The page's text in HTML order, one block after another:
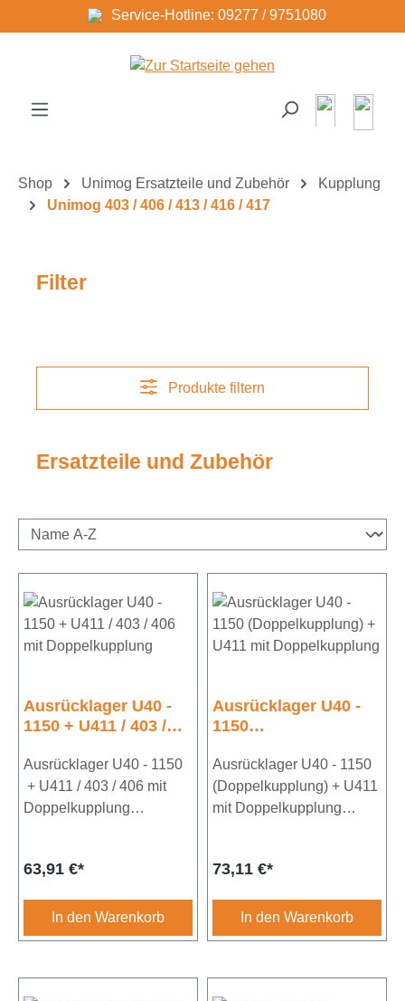
Zum Hauptinhalt springenService-Hotline: 09277 / 9751080
Shop Unimog Ersatzteile und Zubehör
Kupplung
Unimog 403 / 406 / 413 / 416 / 417
Filter
Produkte filtern
Ersatzteile und Zubehör
Ausrücklager U40 -
1150 + U411 / 403 /
Doppelkupplung
Ausrücklager U40 - 1150
+ U411 / 403 / 406 mit
Doppelkupplung
: 90mmpassend für U407 /
416 / 417 / 404
Regulärer Preis:
63,91 €*
In den Warenkorb
Ausrücklager U40 -
1150
U411 mit
Doppelkupplung
Ausrücklager U40 - 1150
(Doppelkupplung) + U411
mit Doppelkupplung
: 100mmpassend für U407
416 / 417 / 404
Regulärer Preis:
73,11 €*
In den Warenkorb